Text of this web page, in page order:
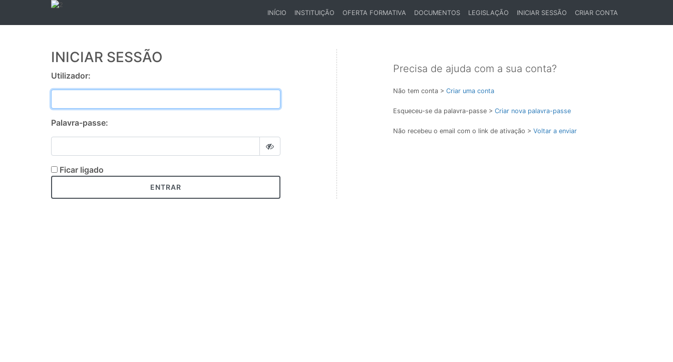
INÍCIO
INSTITUIÇÃO OFERTA FORMATIVA DOCUMENTOS LEGISLAÇÃO INICIAR SESSÃO CRIAR CONTA
INICIAR SESSÃO
Utilizador:
Palavra-passe:
Ficar ligado
ENTRAR
Precisa de ajuda com a sua conta?
Não tem conta > Criar uma conta
Esqueceu-se da palavra-passe > Criar nova palavra-passe
Não recebeu o email com o link de ativação > Voltar a enviar